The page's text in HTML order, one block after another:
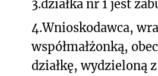
3.działka nr 1 jest
4.Wnioskodawca,
współmałżonką,
działkę, wydzieloną